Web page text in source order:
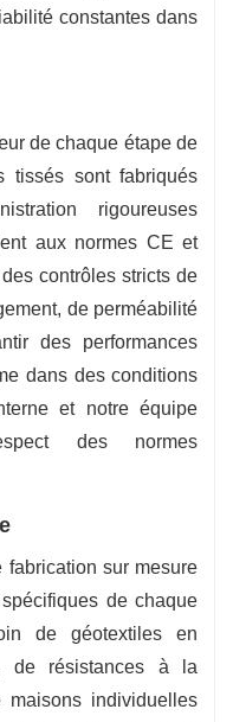
constantes dans
de chaque étape de
tissés sont fabriqués
rigoureuses
aux normes CE et
contrôles stricts de
de perméabilité
des performances
dans des conditions
et notre équipe
des normes
fabrication sur mesure
de chaque
de géotextiles en
de résistances à la
maisons individuelles